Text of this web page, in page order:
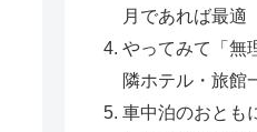
月であれば最適
やってみて「無
隣ホテル・旅館
車中泊のおとも